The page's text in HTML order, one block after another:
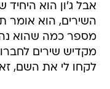
אבל ג'ון הוא
השירים, הוא אומר
מספר כמה שהוא
מקדיש שירים
לקחו לי את השם,